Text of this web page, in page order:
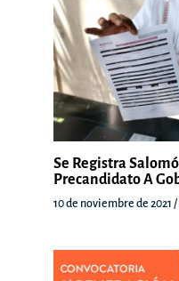
Se Registra
Precandidato A
10 de noviembre de 2021 /